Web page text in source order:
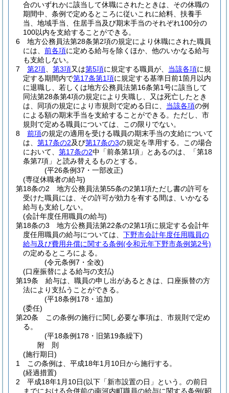
合のいずれかに該当して休職にされたときは、その休職の
期間中、条例で定めるところに従いこれに給料、扶養手
当、地域手当、住居手当及び期末手当のそれぞれ100分の
100以内を支給することができる。
6
地方公務員法第28条第2項の規定により休職にされた職員
には、 前各項に定める給与を除くほか、他のいかなる給与
も支給しない。
7
第2項 第3項又は第5項に規定する職員が、 当該各項に規
定する期間内で第17条第1項に規定する基準日前1箇月以内
に退職し、若しくは地方公務員法第16条第1号に該当して
同法第28条第4項の規定により失職し、又は死亡したとき
は、同項の規定により市規則で定める日に、 当該各項の例
による額の期末手当を支給することができる。 ただし、市
規則で定める職員については、この限りでない。
8
前項の規定の適用を受ける職員の期末手当の支給について
は、 第17条の2及び第17条の3の規定を準用する。
この場合
において、 第17条の2中「前条第1項」とあるのは、「第18
条第7項」と読み替えるものとする。
(平26条例37・一部改正)
(専従休職者の給与)
第18条の2
地方公務員法第55条の2第1項ただし書の許可を
受けた職員には、その許可が効力を有する間は、いかなる
給与も支給しない。
(会計年度任用職員の給与)
第18条の3
地方公務員法第22条の2第1項に規定する会計年
度任用職員の給与については、 下野市会計年度任用職員の
給与及び費用弁償に関する条例(令和元年下野市条例第2号)
の定めるところによる。
(令元条例7・全改)
(口座振替による給与の支払)
第19条
給与は、職員の申し出があるときは、口座振替の方
法により支払うことができる。
(平18条例178・追加)
(委任)
第20条
この条例の施行に関し必要な事項は、市規則で定め
る。
(平18条例178・旧第19条繰下)
附 則
(施行期日)
1
この条例は、平成18年1月10日から施行する。
(経過措置)
2
平成18年1月10日(以下「新市設置の日」という。の前日
までにおける合併前の南河内町職員の給与に関する条例(昭